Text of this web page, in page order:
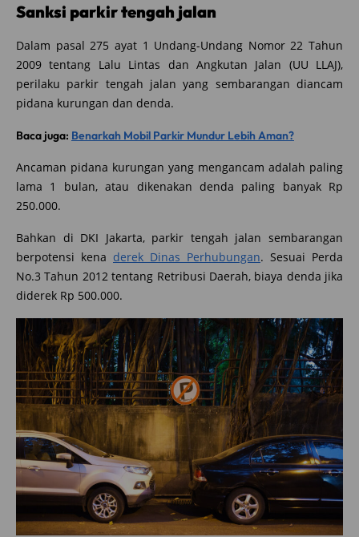
Sanksi parkir tengah jalan
Dalam pasal 275 ayat 1 Undang-Undang Nomor 22 Tahun
2009 tentang Lalu Lintas dan Angkutan Jalan (UU LLAJ),
perilaku parkir tengah jalan yang sembarangan diancam
pidana kurungan dan denda.
Baca juga: Benarkah Mobil Parkir Mundur Lebih Aman?
Ancaman pidana kurungan yang mengancam adalah paling
lama 1 bulan, atau dikenakan denda paling banyak Rp
250.000.
Bahkan di DKI Jakarta, parkir tengah jalan sembarangan
berpotensi kena derek Dinas Perhubungan. Sesuai Perda
No.3 Tahun 2012 tentang Retribusi Daerah, biaya denda jika
diderek Rp 500.000.